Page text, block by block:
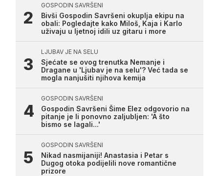
GOSPODIN SAVRŠENI
Bivši Gospodin Savršeni okuplja ekipu na
obali: Pogledajte kako Miloš, Kaja i Karlo
uživaju u ljetnoj idili uz gitaru i more
LJUBAV JE NA SELU
Sjećate se ovog trenutka Nemanje i
Dragane u 'Ljubav je na selu'? Već tada se
mogla nanjušiti njihova kemija
GOSPODIN SAVRŠENI
Gospodin Savršeni Šime Elez odgovorio na
pitanje je li ponovno zaljubljen: 'A što
bismo se lagali...'
GOSPODIN SAVRŠENI
Nikad nasmijaniji! Anastasia i Petar s
Dugog otoka podijelili nove romantične
prizore